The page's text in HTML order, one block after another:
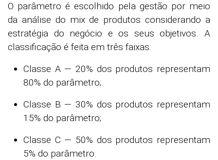
O parâmetro é escolhido pela gestão por meio
da análise do mix de produtos considerando a
estratégia do negócio e os seus objetivos. A
classificação é feita em três faixas:
Classe A — 20% dos produtos representam
80% do parâmetro;
Classe B — 30% dos produtos representam
15% do parâmetro;
Classe C — 50% dos produtos representam
5% do parâmetro.​